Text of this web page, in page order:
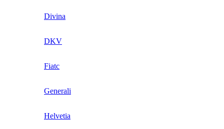
Divina
DKV
Fiatc
Generali
Helvetia